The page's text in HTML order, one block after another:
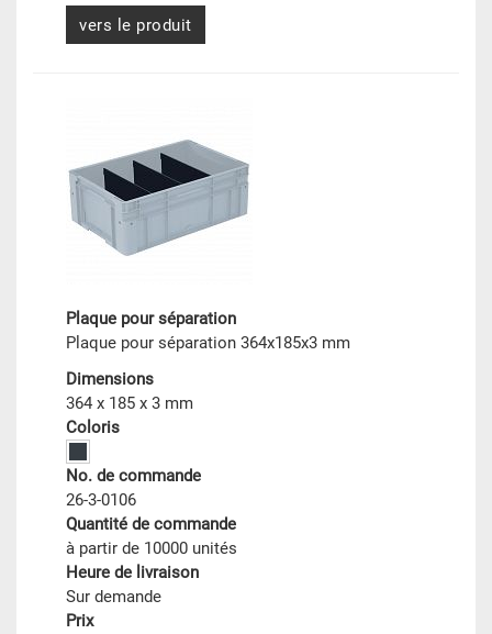
vers le produit
Plaque pour séparation
Plaque pour séparation 364x185x3 mm
Dimensions
364 x 185 x 3 mm
Coloris
No. de commande
26-3-0106
Quantité de commande
à partir de 10000 unités
Heure de livraison
Sur demande
Prix